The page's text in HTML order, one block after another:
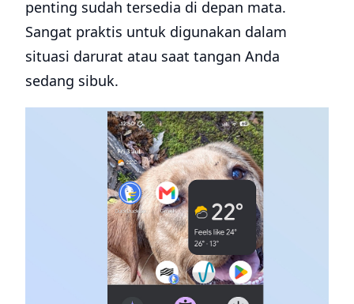
penting sudah tersedia di depan mata.
Sangat praktis untuk digunakan dalam
situasi darurat atau saat tangan Anda
sedang sibuk.